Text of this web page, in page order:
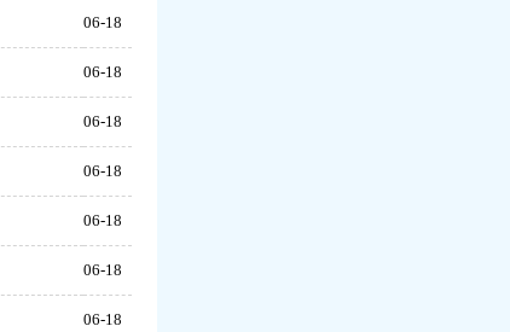
06-18
06-18
06-18
06-18
06-18
06-18
06-18